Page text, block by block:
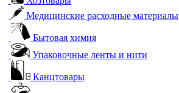
Медицинские расходные материалы
Бытовая химия
Упаковочные ленты и нити
Канцтовары